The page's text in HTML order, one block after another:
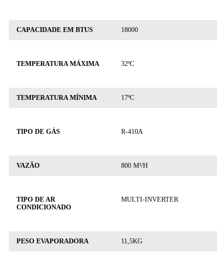
CAPACIDADE EM BTUS 18000
TEMPERATURA MÁXIMA 32ºC
TEMPERATURA MÍNIMA 17ºC
TIPO DE GÁS R-410A
VAZÃO 800 M³/H
TIPO DE AR
CONDICIONADO
MULTI-INVERTER
PESO EVAPORADORA 11,5KG